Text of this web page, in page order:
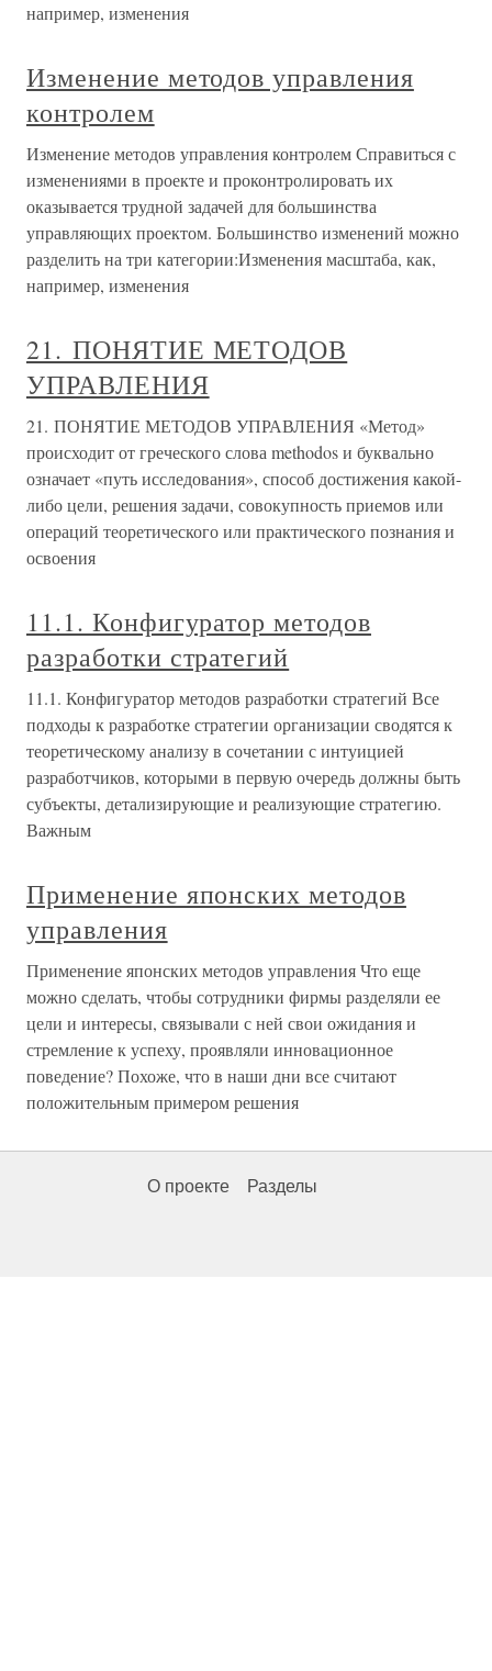
например, изменения
Изменение методов управления
контролем
Изменение методов управления контролем Справиться с
изменениями в проекте и проконтролировать их
оказывается трудной задачей для большинства
управляющих проектом. Большинство изменений можно
разделить на три категории:Изменения масштаба, как,
например, изменения
21. ПОНЯТИЕ МЕТОДОВ
УПРАВЛЕНИЯ
21. ПОНЯТИЕ МЕТОДОВ УПРАВЛЕНИЯ «Метод»
происходит от греческого слова methodos и буквально
означает «путь исследования», способ достижения какой-
либо цели, решения задачи, совокупность приемов или
операций теоретического или практического познания и
освоения
11.1. Конфигуратор методов
разработки стратегий
11.1. Конфигуратор методов разработки стратегий Все
подходы к разработке стратегии организации сводятся к
теоретическому анализу в сочетании с интуицией
разработчиков, которыми в первую очередь должны быть
субъекты, детализирующие и реализующие стратегию.
Важным
Применение японских методов
управления
Применение японских методов управления Что еще
можно сделать, чтобы сотрудники фирмы разделяли ее
цели и интересы, связывали с ней свои ожидания и
стремление к успеху, проявляли инновационное
поведение? Похоже, что в наши дни все считают
положительным примером решения
О проекте Разделы